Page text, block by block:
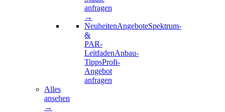
anfragen
→
NeuheitenAngeboteSpektrum-
&
PAR-
LeitfadenAnbau-
TippsProfi-
Angebot
anfragen
Alles
ansehen
→